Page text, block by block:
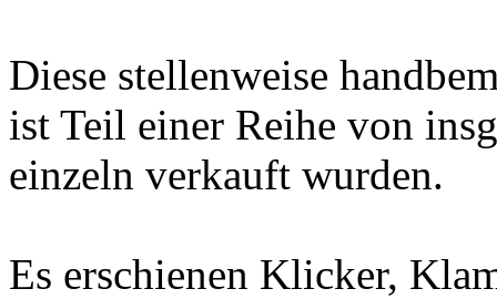
Diese stellenweise
ist Teil einer Reihe von
einzeln verkauft wurden.
Es erschienen Klicker,